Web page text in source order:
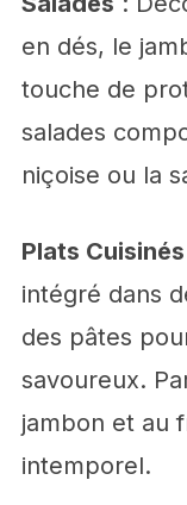
en dés, le
touche de
salades
niçoise ou la
Plats Cuisinés
intégré dans
des pâtes
savoureux.
jambon et au
intemporel.